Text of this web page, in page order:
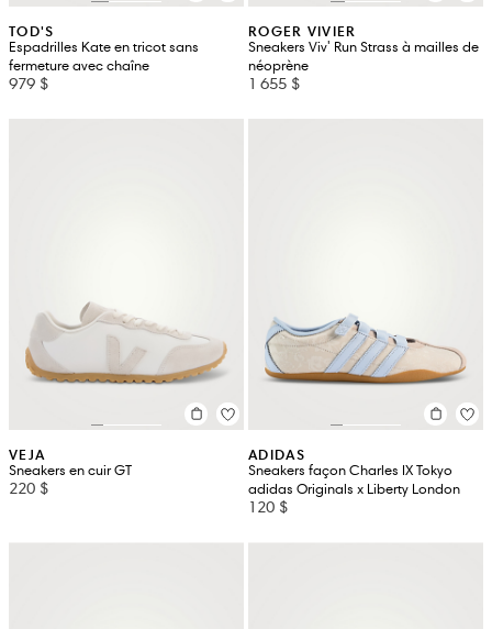
TOD'S
Espadrilles Kate en tricot sans
fermeture avec chaîne
979 $
ROGER VIVIER
Sneakers Viv' Run Strass à mailles de
néoprène
1 655 $
VEJA
Sneakers en cuir GT
220 $
ADIDAS
Sneakers façon Charles IX Tokyo
adidas Originals x Liberty London
120 $